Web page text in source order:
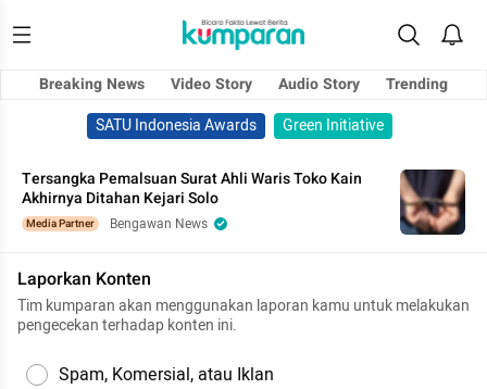
Breaking News Video Story Audio Story
Trending
SATU Indonesia Awards
Green Initiative
Tersangka Pemalsuan Surat Ahli Waris Toko Kain
Akhirnya Ditahan Kejari Solo
Media Partner Bengawan News
Laporkan Konten
Tim kumparan akan menggunakan laporan kamu untuk melakukan
pengecekan terhadap konten ini.
Spam, Komersial, atau Iklan